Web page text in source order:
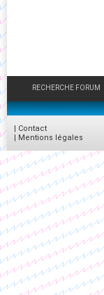
RECHERCHE FORUM
| Contact
| Mentions légales